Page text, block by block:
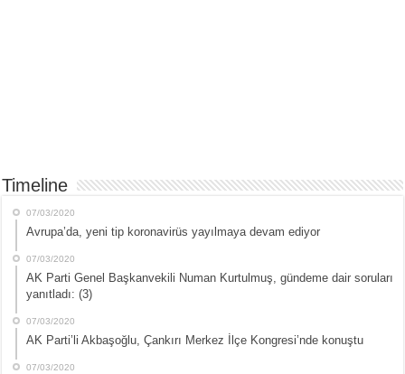
Timeline
07/03/2020
Avrupa’da, yeni tip koronavirüs yayılmaya devam ediyor
07/03/2020
AK Parti Genel Başkanvekili Numan Kurtulmuş, gündeme dair soruları
yanıtladı: (3)
07/03/2020
AK Parti’li Akbaşoğlu, Çankırı Merkez İlçe Kongresi’nde konuştu
07/03/2020